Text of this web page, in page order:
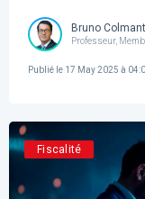
Bruno Colmant
Professeur,
Publié le 17 May 2025 à
Fiscalité